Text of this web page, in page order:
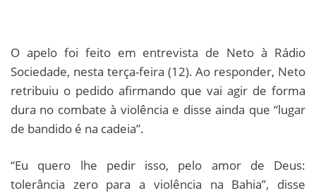
O apelo foi feito em entrevista de Neto à Rádio
Sociedade, nesta terça-feira (12). Ao responder, Neto
retribuiu o pedido afirmando que vai agir de forma
dura no combate à violência e disse ainda que “lugar
de bandido é na cadeia”.
“Eu quero lhe pedir isso, pelo amor de Deus:
tolerância zero para a violência na Bahia”, disse